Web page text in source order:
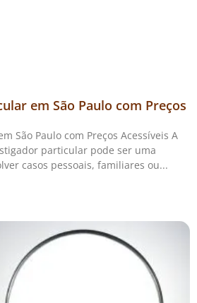
em São Paulo com Preços
São Paulo com Preços Acessíveis A
particular pode ser uma
casos pessoais, familiares ou